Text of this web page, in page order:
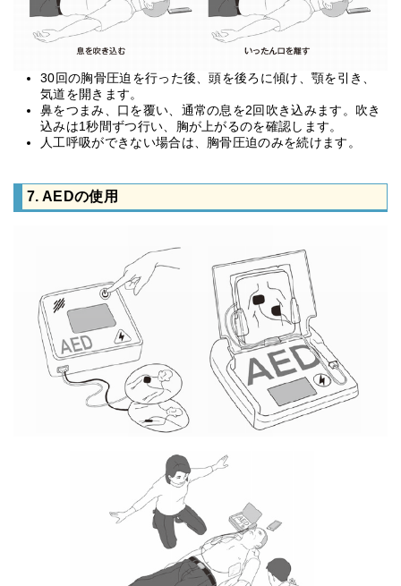
30回の胸骨圧迫を行った後、頭を後ろに傾け、顎を引き、
気道を開きます。
鼻をつまみ、口を覆い、通常の息を2回吹き込みます。吹き
込みは1秒間ずつ行い、胸が上がるのを確認します。
人工呼吸ができない場合は、胸骨圧迫のみを続けます。
7. AEDの使用